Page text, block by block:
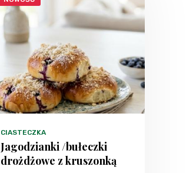
CIASTECZKA
Jagodzianki /bułeczki
drożdżowe z kruszonką